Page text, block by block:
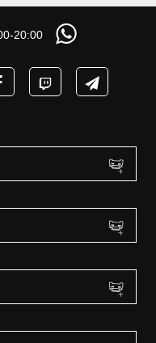
y
COCHE que NO lo
necesita? PRUEBA
de AUTONOMÍA
20:00